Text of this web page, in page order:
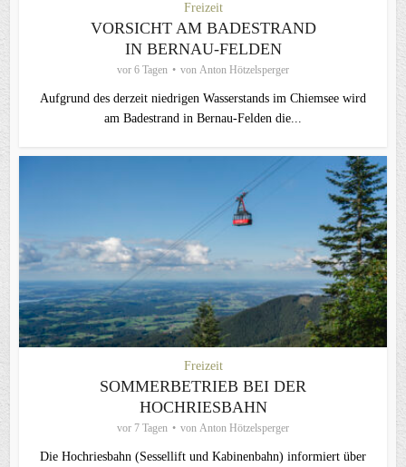
Freizeit
VORSICHT AM BADESTRAND
IN BERNAU-FELDEN
vor 6 Tagen von Anton Hötzelsperger
Aufgrund des derzeit niedrigen Wasserstands im Chiemsee wird
am Badestrand in Bernau-Felden die...
Freizeit
SOMMERBETRIEB BEI DER
HOCHRIESBAHN
vor 7 Tagen von Anton Hötzelsperger
Die Hochriesbahn (Sessellift und Kabinenbahn) informiert über